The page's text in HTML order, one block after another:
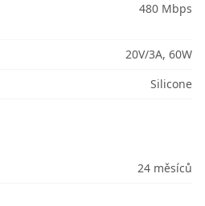
480 Mbps
20V/3A, 60W
Silicone
24 měsíců